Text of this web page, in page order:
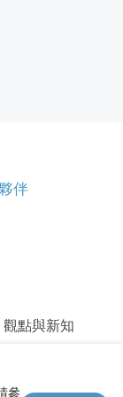
伴
觀點與新知
參